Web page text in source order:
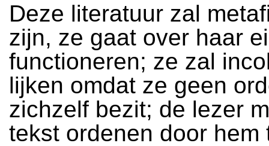
Deze literatuur zal
zijn, ze gaat over haar
functioneren; ze zal
lijken omdat ze geen
zichzelf bezit; de lezer
tekst ordenen door hem